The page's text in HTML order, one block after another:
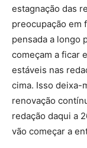
estagnação das
preocupação em
pensada a longo
começam a ficar
estáveis nas
cima. Isso deixa-
renovação
redação daqui a
vão começar a